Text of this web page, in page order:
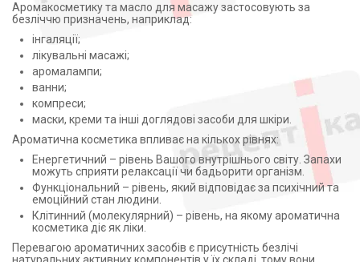
Аромакосметику та масло для масажу застосовують за
безліччю призначень, наприклад:
інгаляції;
лікувальні масажі;
аромалампи;
ванни;
компреси;
маски, креми та інші доглядові засоби для шкіри.
Ароматична косметика впливає на кількох рівнях:
Енергетичний – рівень Вашого внутрішнього світу. Запахи
можуть сприяти релаксації чи бадьорити організм.
Функціональний – рівень, який відповідає за психічний та
емоційний стан людини.
Клітинний (молекулярний) – рівень, на якому ароматична
косметика діє як ліки.
Перевагою ароматичних засобів є присутність безлічі